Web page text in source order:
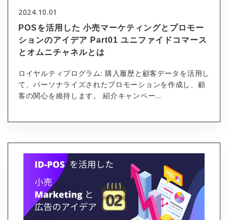
2024.10.01
POSを活用した 小売マーケティングとプロモー
ションのアイデア Part01 ユニファイドコマース
とオムニチャネルとは
ロイヤルティプログラム: 購入履歴と顧客データを活用し
て、パーソナライズされたプロモーションを作成し、顧
客の関心を維持します。 紹介キャンペー...